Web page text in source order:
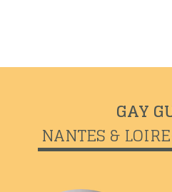
GAY
NANTES &